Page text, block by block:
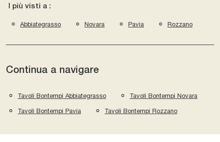
I più visti a :
Abbiategrasso Novara Pavia Rozzano
Continua a navigare
Tavoli Bontempi Abbiategrasso Tavoli Bontempi Novara
Tavoli Bontempi Pavia Tavoli Bontempi Rozzano